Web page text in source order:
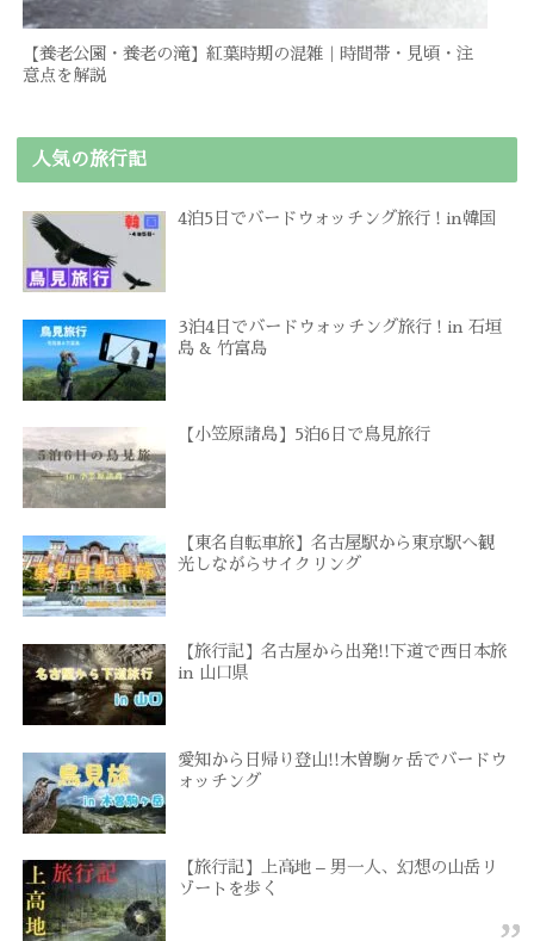
【養老公園・養老の滝】紅葉時期の混雑｜時間帯・見頃・注
意点を解説
人気の旅行記
4泊5日でバードウォッチング旅行 ! in韓国
3泊4日でバードウォッチング旅行 ! in 石垣
島 & 竹富島
【小笠原諸島】5泊6日で鳥見旅行
【東名自転車旅】名古屋駅から東京駅へ観
光しながらサイクリング
【旅行記】名古屋から出発!!下道で西日本旅
in 山口県
愛知から日帰り登山!!木曽駒ヶ岳でバードウ
ォッチング
【旅行記】上高地 – 男一人、幻想の山岳リ
ゾートを歩く